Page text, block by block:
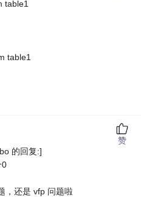
table1
table1
的回复:]
0
，还是 vfp 问题啦
赞